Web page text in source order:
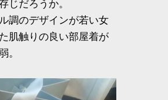
じだろうか。
調のデザインが若い女
肌触りの良い部屋着が
。